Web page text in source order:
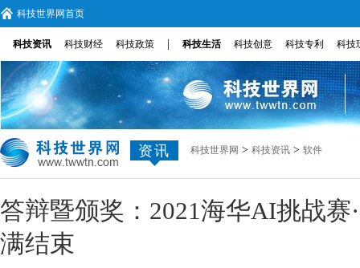
科技世界网首页
科技资讯 科技财经 科技政策 科技生活 科技创意 科技专利 科技
资讯 科技世界网 > 科技资讯 > 软件
答辩暨颁奖：2021海华AI挑战赛
满结束